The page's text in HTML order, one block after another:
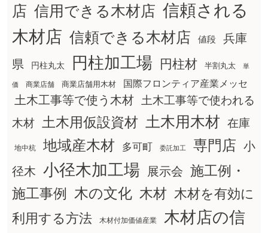
店 信用できる木材店 信頼される
木材店 信頼できる木材店 値段
兵庫
県
円柱丸太 円柱加工場 円柱材 半割丸太 単
価 商業店舗 商業店舗用木材 国際フロンティア産業メッセ
土木工事等で使う木材
土木工事等で使われる
木材
土木用仮設資材 土木用木材 在庫
地中杭 地域産木材 多可町 委託加工 専門店 小
径木 小径木加工場 展示会 施工例・
施工事例
木の文化 木材 木材を有効に
利用する方法
木材付加価値産業
木材店の信